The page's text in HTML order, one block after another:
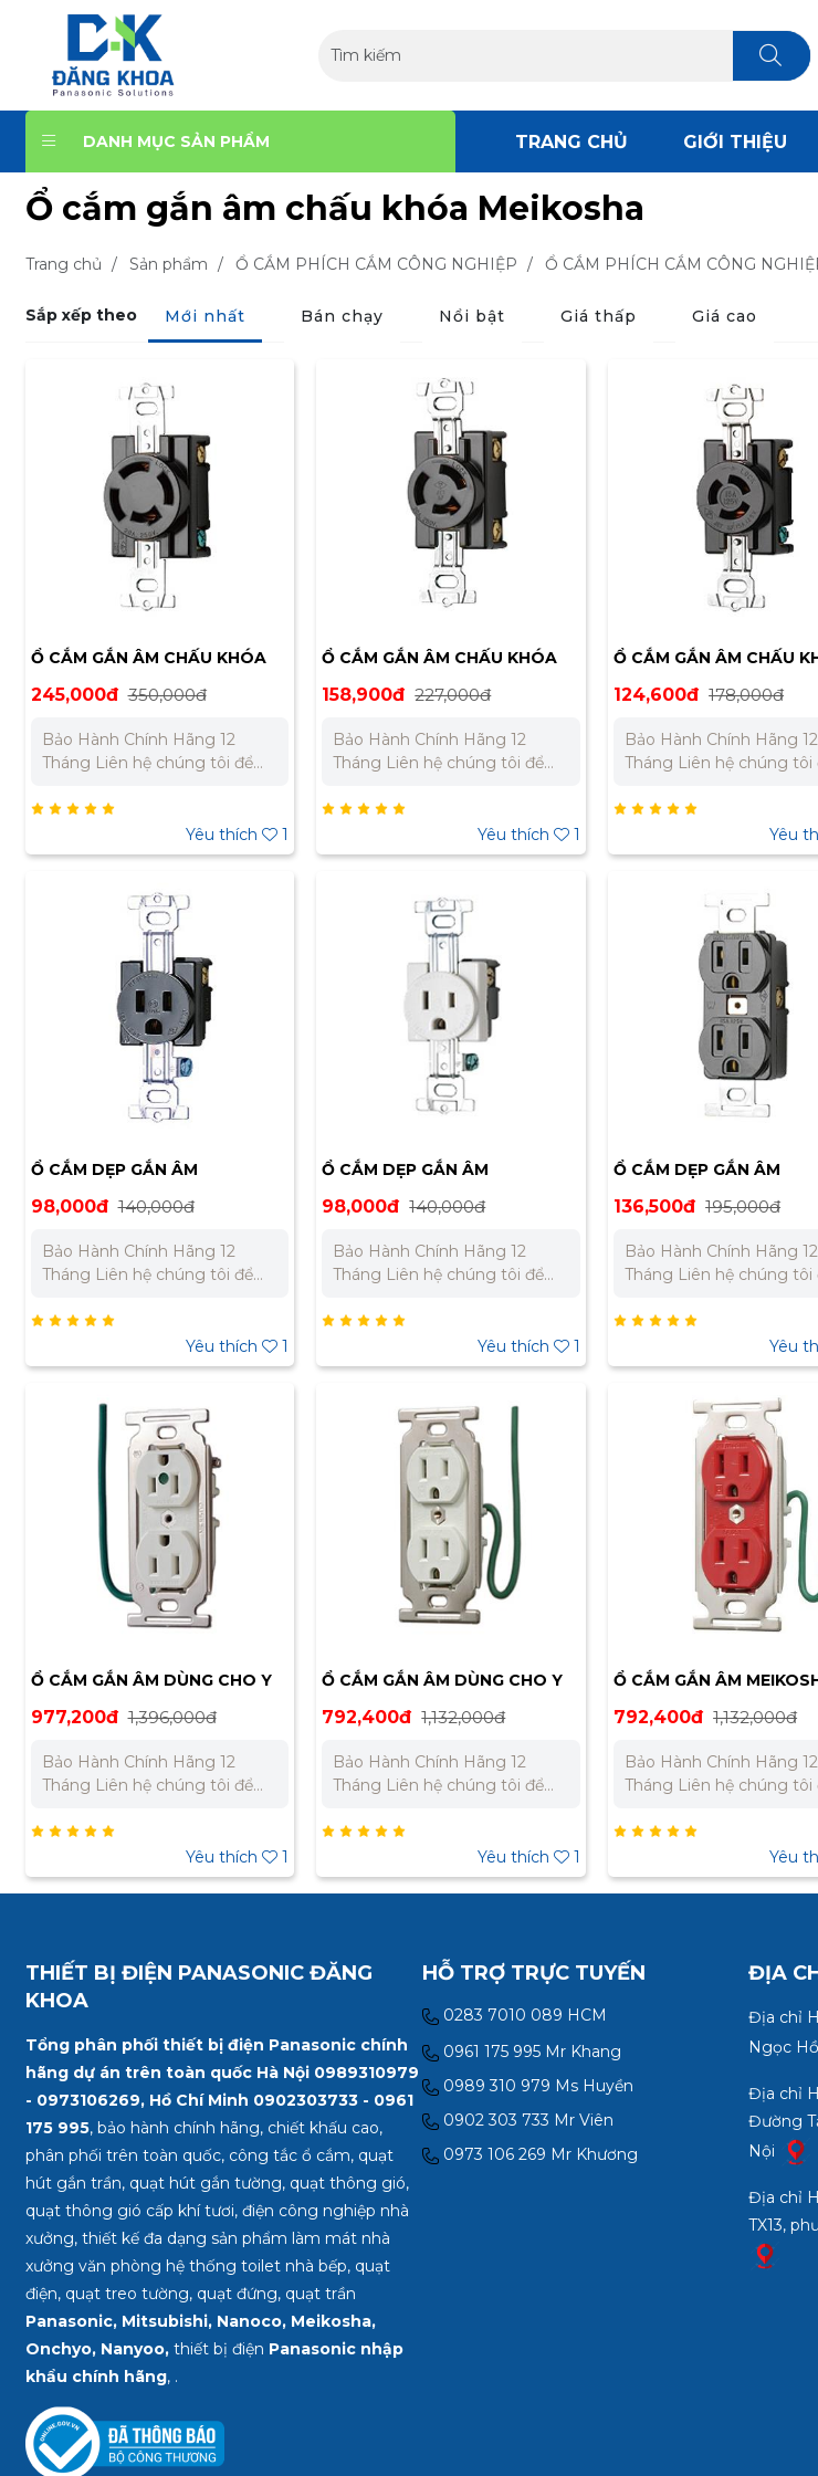
DANH MỤC SẢN PHẨM TRANG CHỦ GIỚI THIỆU
Ổ cắm gắn âm chấu khóa Meikosha
Trang chủ / Sản phẩm / Ổ CẮM PHÍCH CẮM CÔNG NGHIỆP / Ổ CẮM PHÍCH CẮM CÔNG
Sắp xếp theo Mới nhất Bán chạy Nổi bật Giá thấp Giá cao
Ổ CẮM GẮN ÂM CHẤU KHÓA
MEIKOSHA MH2876
245,000đ 350,000đ
Bảo Hành Chính Hãng 12
Tháng Liên hệ chúng tôi để
án. Miền Bắc : 0989 310 979 –
0902 303 733 – 0945 332 980
Yêu thích 1
Ổ CẮM GẮN ÂM CHẤU KHÓA
MEIKOSHA MH2875
158,900đ 227,000đ
Bảo Hành Chính Hãng 12
Tháng Liên hệ chúng tôi để
án. Miền Bắc : 0989 310 979 –
0902 303 733 – 0945 332 980
Yêu thích 1
Ổ CẮM GẮN ÂM CHẤU
MEIKOSHA MH2872
124,600đ 178,000đ
Bảo Hành Chính Hãng 12
Tháng Liên hệ chúng tôi để
án. Miền Bắc : 0989 310 979 –
0902 303 733 – 0945
Yêu
Ổ CẮM DẸP GẮN ÂM
MEIKOSHA ME2816
98,000đ 140,000đ
Bảo Hành Chính Hãng 12
Tháng Liên hệ chúng tôi để
án. Miền Bắc : 0989 310 979 –
0902 303 733 – 0945 332 980
Yêu thích 1
Ổ CẮM DẸP GẮN ÂM
MEIKOSHA ME2816WW
98,000đ 140,000đ
Bảo Hành Chính Hãng 12
Tháng Liên hệ chúng tôi để
án. Miền Bắc : 0989 310 979 –
0902 303 733 – 0945 332 980
Yêu thích 1
Ổ CẮM DẸP GẮN ÂM
MEIKOSHA ME2817
136,500đ 195,000đ
Bảo Hành Chính Hãng 12
Tháng Liên hệ chúng tôi để
án. Miền Bắc : 0989 310 979 –
0902 303 733 – 0945
Yêu
Ổ CẮM GẮN ÂM DÙNG CHO Y
TẾ MEIKOSHA ME8502
977,200đ 1,396,000đ
Bảo Hành Chính Hãng 12
Tháng Liên hệ chúng tôi để
án. Miền Bắc : 0989 310 979 –
0902 303 733 – 0945 332 980
Yêu thích 1
Ổ CẮM GẮN ÂM DÙNG CHO Y
TẾ MEIKOSHA ME2851
792,400đ 1,132,000đ
Bảo Hành Chính Hãng 12
Tháng Liên hệ chúng tôi để
án. Miền Bắc : 0989 310 979 –
0902 303 733 – 0945 332 980
Yêu thích 1
Ổ CẮM GẮN ÂM
ME2851R
792,400đ 1,132,000đ
Bảo Hành Chính Hãng 12
Tháng Liên hệ chúng tôi để
án. Miền Bắc : 0989 310 979 –
0902 303 733 – 0945
Yêu
THIẾT BỊ ĐIỆN PANASONIC ĐĂNG
KHOA
Tổng phân phối thiết bị điện Panasonic chính
hãng dự án trên toàn quốc Hà Nội 0989310979
- 0973106269, Hồ Chí Minh 0902303733 - 0961
175 995, bảo hành chính hãng, chiết khấu cao,
phân phối trên toàn quốc, công tắc ổ cắm, quạt
hút gắn trần, quạt hút gắn tường, quạt thông gió,
quạt thông gió cấp khí tươi, điện công nghiệp nhà
xưởng, thiết kế đa dạng sản phẩm làm mát nhà
xưởng văn phòng hệ thống toilet nhà bếp, quạt
điện, quạt treo tường, quạt đứng, quạt trần
Panasonic, Mitsubishi, Nanoco, Meikosha,
Onchyo, Nanyoo,thiết bị điện Panasonic nhập
khẩu chính hãng, .
HỖ TRỢ TRỰC TUYẾN
0283 7010 089 HCM
0961 175 995 Mr Khang
0989 310 979 Ms Huyền
0902 303 733 Mr Viên
0973 106 269 Mr Khương
ĐỊA
Địa chỉ
Ngọc
Địa chỉ
Đường
Nội
Địa chỉ
TX13,